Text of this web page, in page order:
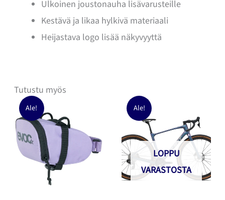
Ulkoinen joustonauha lisävarusteille
Kestävä ja likaa hylkivä materiaali
Heijastava logo lisää näkyvyyttä
Tutustu myös
Ale! Ale!
LOPPU
VARASTOSTA